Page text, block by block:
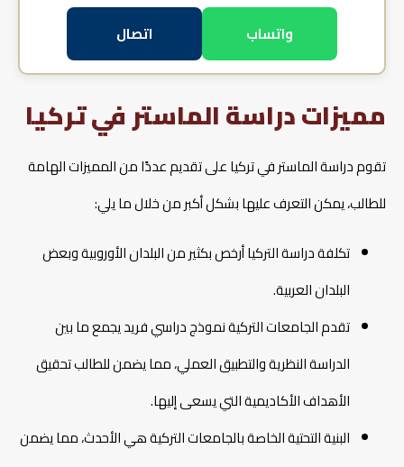
واتساب اتصال
مميزات دراسة الماستر في تركيا
تقوم دراسة الماستر في تركيا على تقديم عددًا من المميزات الهامة
للطالب، يمكن التعرف عليها بشكل أكبر من خلال ما يلي:
تكلفة دراسة التركيا أرخص بكثير من البلدان الأوروبية وبعض
البلدان العربية.
تقدم الجامعات التركية نموذج دراسي فريد يجمع ما بين
الدراسة النظرية والتطبيق العملي، مما يضمن للطالب تحقيق
الأهداف الأكاديمية التي يسعى إليها.
البنية التحتية الخاصة بالجامعات التركية هي الأحدث، مما يضمن